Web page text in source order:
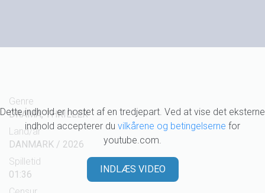
Dette indhold er hostet af en tredjepart. Ved at vise det eksterne
indhold accepterer du vilkårene og betingelserne for
youtube.com.
INDLÆS VIDEO
Genre
DRAMA, THRILLER
Land/år
DANMARK / 2026
Spilletid
01:36